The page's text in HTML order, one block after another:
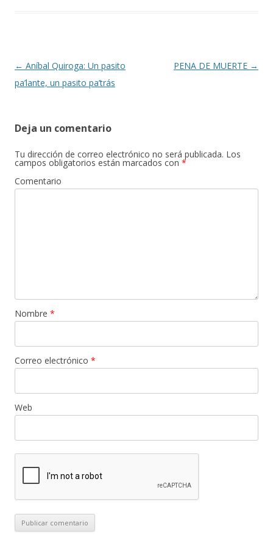
Navegación
de
← Aníbal Quiroga: Un pasito
pa’lante, un pasito pa’trás
PENA DE MUERTE →
Deja un comentario
Tu dirección de correo electrónico no será publicada. Los
campos obligatorios están marcados con *
Comentario
Nombre *
Correo electrónico *
Web